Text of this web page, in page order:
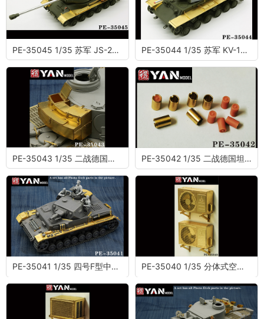
PE-35045 1/35 苏军 JS-2重型坦克 （配田宫35289） PE-35044 1/35 苏军 KV-1重型坦克早期型（配田宫35372）
PE-35043 1/35 二战德国虎I初期型储物箱 PE-35042 1/35 二战德国坦克金属烟雾弹
PE-35041 1/35 四号F型中型坦克蚀刻片(配田宫35374) PE-35040 1/35 分体式空调机（式样一）（内含四台）